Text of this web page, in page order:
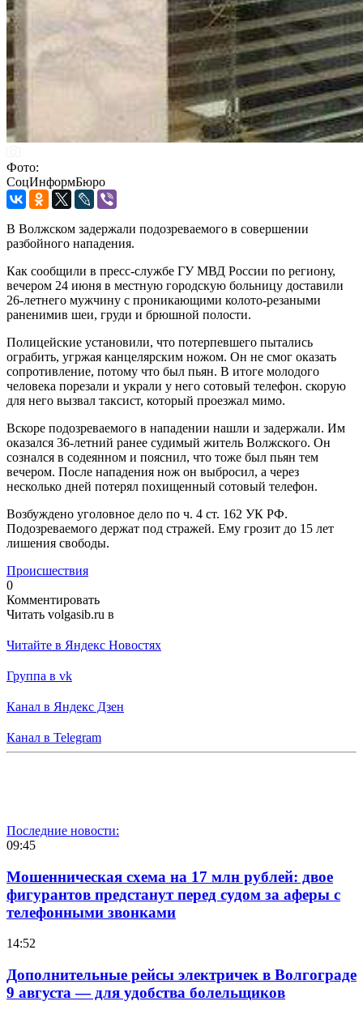
Фото:
СоцИнформБюро
В Волжском задержали подозреваемого в совершении
разбойного нападения.
Как сообщили в пресс-службе ГУ МВД России по региону,
вечером 24 июня в местную городскую больницу доставили
26-летнего мужчину с проникающими колото-резаными
раненимив шеи, груди и брюшной полости.
Полицейские установили, что потерпевшего пытались
ограбить, угржая канцелярским ножом. Он не смог оказать
сопротивление, потому что был пьян. В итоге молодого
человека порезали и украли у него сотовый телефон. скорую
для него вызвал таксист, который проезжал мимо.
Вскоре подозреваемого в нападении нашли и задержали. Им
оказался 36-летний ранее судимый житель Волжского. Он
сознался в содеянном и пояснил, что тоже был пьян тем
вечером. После нападения нож он выбросил, а через
несколько дней потерял похищенный сотовый телефон.
Возбуждено уголовное дело по ч. 4 ст. 162 УК РФ.
Подозреваемого держат под стражей. Ему грозит до 15 лет
лишения свободы.
Происшествия
0
Комментировать
Читать volgasib.ru в
Читайте в Яндекс Новостях
Группа в vk
Канал в Яндекс Дзен
Канал в Telegram
Последние новости:
09:45
Мошенническая схема на 17 млн рублей: двое
фигурантов предстанут перед судом за аферы с
телефонными звонками
14:52
Дополнительные рейсы электричек в Волгограде
9 августа — для удобства болельщиков